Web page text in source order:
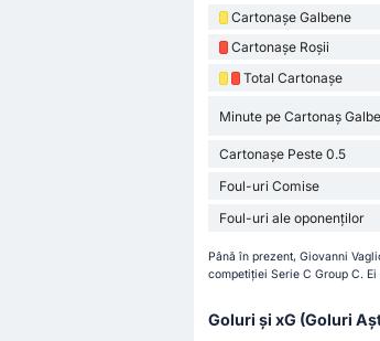
Cartonașe Galbene
Cartonașe Roșii
Total Cartonașe
Minute pe Cartonaș
Cartonașe Peste 0.5
Foul-uri Comise
Foul-uri ale oponenților
Până în prezent, Giovanni
competiției Serie C Group C.
Goluri și xG (Goluri